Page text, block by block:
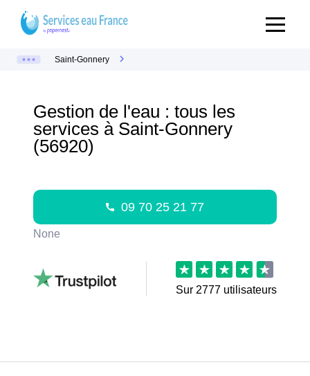
Saint-Gonnery
Gestion de l'eau : tous les
services à Saint-Gonnery
(56920)
09 70 25 21 77
None
Sur 2777 utilisateurs